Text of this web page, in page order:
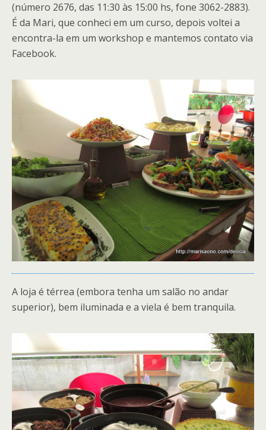
(número 2676, das 11:30 às 15:00 hs, fone 3062-2883).
É da Mari, que conheci em um curso, depois voltei a
encontra-la em um workshop e mantemos contato via
Facebook.
A loja é térrea (embora tenha um salão no andar
superior), bem iluminada e a viela é bem tranquila.